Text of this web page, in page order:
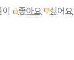
좋아요 싫어요